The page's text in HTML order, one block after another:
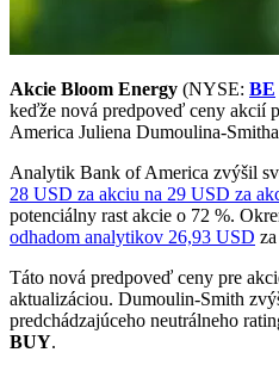
Akcie Bloom Energy (NYSE: BE
keďže nová predpoveď ceny akcií
America Juliena Dumoulina-
Analytik Bank of America zvýšil
28 USD za akciu na 29 USD za
potenciálny rast akcie o 72 %.
odhadom analytikov 26,93 USD
Táto nová predpoveď ceny pre
aktualizáciou. Dumoulin-Smith
predchádzajúceho neutrálneho
BUY.